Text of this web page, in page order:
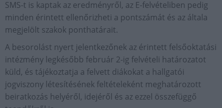
SMS-t is kaptak az eredményről, az E-felvételiben pedig
minden érintett ellenőrizheti a pontszámát és az általa
megjelölt szakok ponthatárait.
A besorolást nyert jelentkezőnek az érintett felsőoktatási
intézmény legkésőbb február 2-ig felvételi határozatot
küld, és tájékoztatja a felvett diákokat a hallgatói
jogviszony létesítésének feltételeként meghatározott
beiratkozás helyéről, idejéről és az ezzel összefüggő